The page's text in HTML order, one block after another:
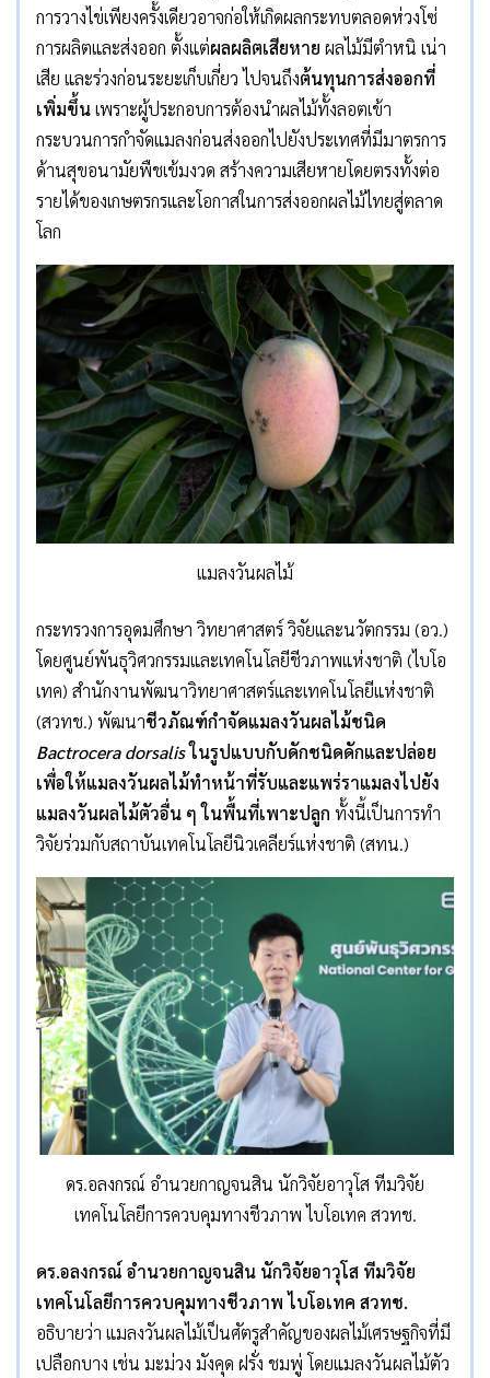
การวางไข่เพียงครั้งเดียวอาจก่อให้เกิดผลกระทบตลอดห่วงโซ่
การผลิตและส่งออก ตั้งแต่ผลผลิตเสียหาย ผลไม้มีตำหนิ เน่า
เสีย และร่วงก่อนระยะเก็บเกี่ยว ไปจนถึงต้นทุนการส่งออกที่
เพิ่มขึ้นเพราะผู้ประกอบการต้องนำผลไม้ทั้งลอตเข้า
กระบวนการกำจัดแมลงก่อนส่งออกไปยังประเทศที่มีมาตรการ
ด้านสุขอนามัยพืชเข้มงวด สร้างความเสียหายโดยตรงทั้งต่อ
รายได้ของเกษตรกรและโอกาสในการส่งออกผลไม้ไทยสู่ตลาด
โลก
แมลงวันผลไม้
กระทรวงการอุดมศึกษา วิทยาศาสตร์ วิจัยและนวัตกรรม (อว.)
โดยศูนย์พันธุวิศวกรรมและเทคโนโลยีชีวภาพแห่งชาติ (ไบโอ
เทค) สำนักงานพัฒนาวิทยาศาสตร์และเทคโนโลยีแห่งชาติ
(สวทช.) พัฒนาชีวภัณฑ์กำจัดแมลงวันผลไม้ชนิด
Bactrocera dorsalisในรูปแบบกับดักชนิดดักและปล่อย
เพื่อให้แมลงวันผลไม้ทำหน้าที่รับและแพร่ราแมลงไปยัง
แมลงวันผลไม้ตัวอื่น ๆ ในพื้นที่เพาะปลูก ทั้งนี้เป็นการทำ
วิจัยร่วมกับสถาบันเทคโนโลยีนิวเคลียร์แห่งชาติ (สทน.)
ดร.อลงกรณ์ อำนวยกาญจนสิน นักวิจัยอาวุโส ทีมวิจัย
เทคโนโลยีการควบคุมทางชีวภาพ ไบโอเทค สวทช.
ดร.อลงกรณ์ อำนวยกาญจนสิน นักวิจัยอาวุโส ทีมวิจัย
เทคโนโลยีการควบคุมทางชีวภาพ ไบโอเทค สวทช.
อธิบายว่า แมลงวันผลไม้เป็นศัตรูสำคัญของผลไม้เศรษฐกิจที่มี
เปลือกบาง เช่น มะม่วง มังคุด ฝรั่ง ชมพู่ โดยแมลงวันผลไม้ตัว